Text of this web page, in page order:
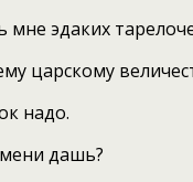
эдаких
царскому
надо.
дашь?